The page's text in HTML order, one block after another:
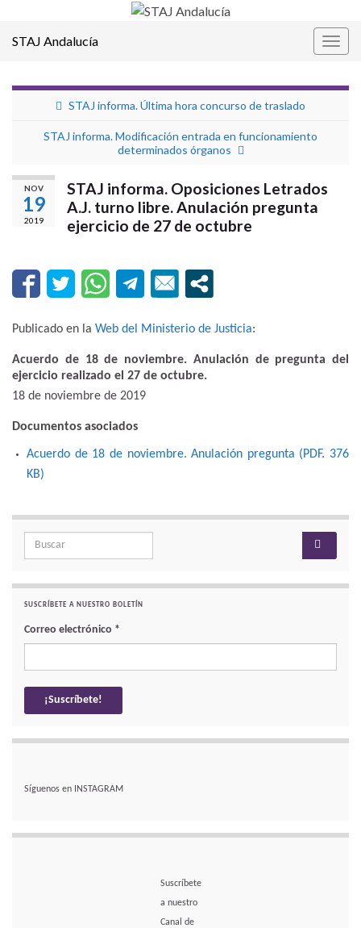
STAJ Andalucía
STAJ informa. Última hora concurso de traslado
STAJ informa. Modificación entrada en funcionamiento
determinados órganos
NOV
19
2019
STAJ informa. Oposiciones Letrados
A.J. turno libre. Anulación pregunta
ejercicio de 27 de octubre
Publicado en la Web del Ministerio de Justicia:
Acuerdo de 18 de noviembre. Anulación de pregunta del
ejercicio realizado el 27 de octubre.
18 de noviembre de 2019
Documentos asociados
Acuerdo de 18 de noviembre. Anulación pregunta (PDF. 376
KB)
Search for:
SUSCRÍBETE A NUESTRO BOLETÍN
Correo electrónico *
Síguenos en INSTAGRAM
Suscríbete
a nuestro
Canal de